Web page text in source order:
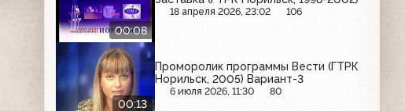
00:08
18 апреля 2026, 23:02 106
00:13
Проморолик программы Вести (ГТРК
Норильск, 2005) Вариант-3
6 июля 2026, 11:30 80